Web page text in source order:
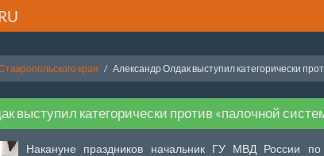
края Александр Олдак выступил категорически
выступил категорически против «палочной
Накануне праздников начальник ГУ МВД России